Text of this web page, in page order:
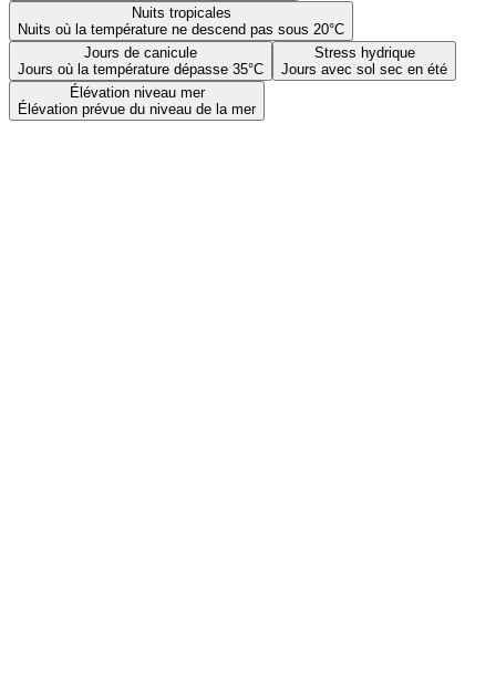
Nuits tropicales
Nuits où la température ne descend pas sous 20°C
Jours de canicule
Jours où la température dépasse 35°C
Stress hydrique
Jours avec sol sec en été
Élévation niveau mer
Élévation prévue du niveau de la mer